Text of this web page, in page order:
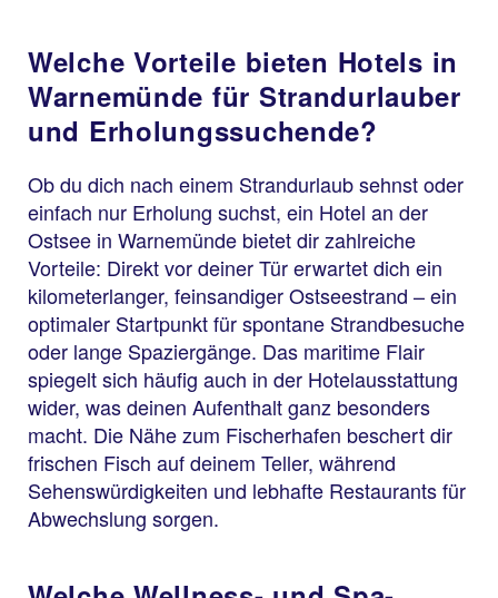
Welche Vorteile bieten Hotels in
Warnemünde für Strandurlauber
und Erholungssuchende?
Ob du dich nach einem Strandurlaub sehnst oder
einfach nur Erholung suchst, ein Hotel an der
Ostsee in Warnemünde bietet dir zahlreiche
Vorteile: Direkt vor deiner Tür erwartet dich ein
kilometerlanger, feinsandiger Ostseestrand – ein
optimaler Startpunkt für spontane Strandbesuche
oder lange Spaziergänge. Das maritime Flair
spiegelt sich häufig auch in der Hotelausstattung
wider, was deinen Aufenthalt ganz besonders
macht. Die Nähe zum Fischerhafen beschert dir
frischen Fisch auf deinem Teller, während
Sehenswürdigkeiten und lebhafte Restaurants für
Abwechslung sorgen.